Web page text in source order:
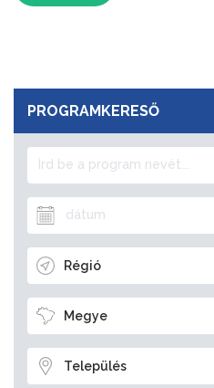
PROGRAMKERESŐ
Régió
Megye
Település